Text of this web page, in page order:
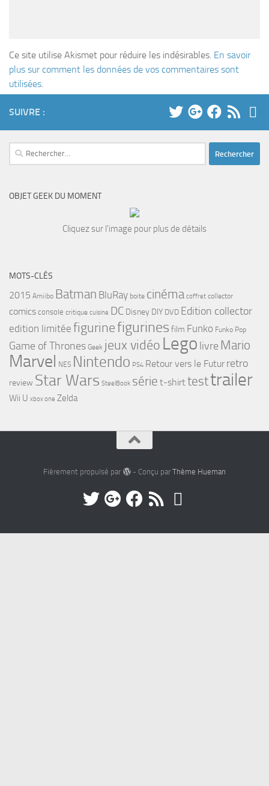
Ce site utilise Akismet pour réduire les indésirables. En savoir
plus sur comment les données de vos commentaires sont
utilisées.
SUIVRE :
Rechercher :
OBJET GEEK DU MOMENT
Cliquez sur l'image pour plus de détails
MOTS-CLÉS
2015 Amiibo Batman BluRay boite cinéma coffret collector
comics console critique cuisine DC Disney DIY DVD Edition collector
edition limitée figurinefigurines film Funko Funko Pop
Game of Thrones Geek jeux vidéo Lego livre Mario
Marvel NES Nintendo PS4 Retour vers le Futur retro
review Star Wars SteelBook série t-shirttesttrailer
Wii U xbox one Zelda
Fièrement propulsé par - Conçu par Thème Hueman